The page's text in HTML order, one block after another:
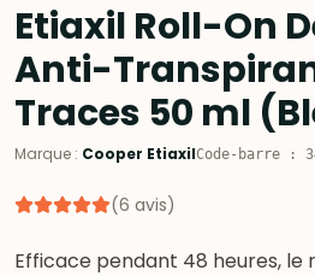
Etiaxil Roll-On
Anti-
Traces 50 ml
Marque : Cooper EtiaxilCode-barre :
(6 avis)
Efficace pendant 48 heures, le